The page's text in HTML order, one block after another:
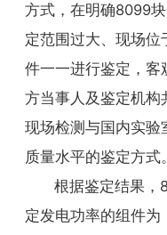
方式，在明确8099
定范围过大、现场位
件一一进行鉴定，客
方当事人及鉴定机构
现场检测与国内实验
质量水平的鉴定方式。
根据鉴定结果，
定发电功率的组件